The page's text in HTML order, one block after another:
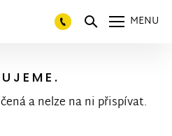
MENU
a nelze na ni přispívat.